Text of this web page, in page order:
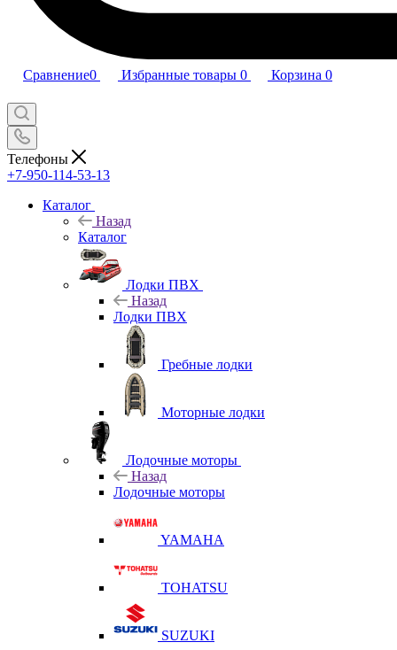
Сравнение0 Избранные товары 0 Корзина 0
Телефоны
+7-950-114-53-13
Каталог
Назад
Каталог
Лодки ПВХ
Назад
Лодки ПВХ
Гребные лодки
Моторные лодки
Лодочные моторы
Назад
Лодочные моторы
YAMAHA
TOHATSU
SUZUKI